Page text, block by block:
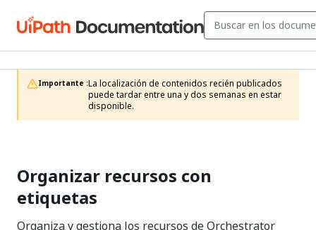
Importante :La localización de contenidos recién publicados
puede tardar entre una y dos semanas en estar
disponible.
Organizar recursos con
etiquetas
Organiza y gestiona los recursos de Orchestrator